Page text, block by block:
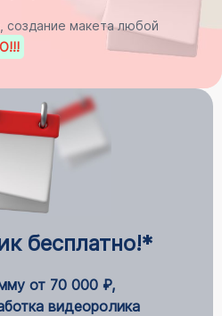
создание макета любой
!!!
бесплатно!*
от 70 000 ₽,
видеоролика